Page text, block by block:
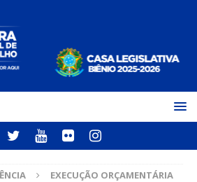
EXECUÇÃO ORÇAMENTÁRIA